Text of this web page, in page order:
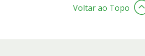
Voltar ao Topo